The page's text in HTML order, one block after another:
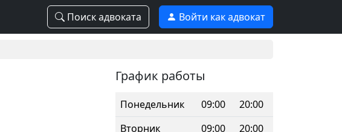
Поиск адвоката Войти как адвокат
График работы
Понедельник 09:00
20:00
Вторник
09:00
20:00